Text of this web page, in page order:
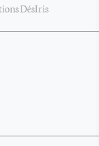
DésIris